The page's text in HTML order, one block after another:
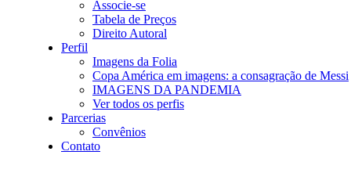
Associe-se
Tabela de Preços
Direito Autoral
Perfil
Imagens da Folia
Copa América em imagens: a consagração de Messi
IMAGENS DA PANDEMIA
Ver todos os perfis
Parcerias
Convênios
Contato